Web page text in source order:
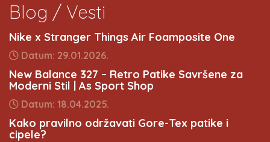
Blog / Vesti
Nike x Stranger Things Air Foamposite One
Datum: 29.01.2026.
New Balance 327 – Retro Patike Savršene za
Moderni Stil | As Sport Shop
Datum: 18.04.2025.
Kako pravilno održavati Gore-Tex patike i
cipele?